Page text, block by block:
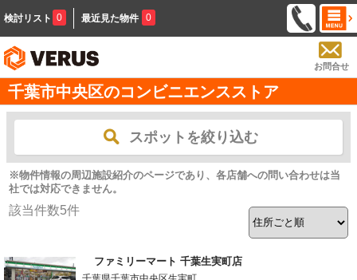
検討リスト 0 最近見た物件 0
お問合せ
千葉市中央区のコンビニエンスストア
スポットを絞り込む
※物件情報の周辺施設紹介のページであり、各店舗への問い合わせは当
社では対応できません。
該当件数5件
ファミリーマート 千葉生実町店